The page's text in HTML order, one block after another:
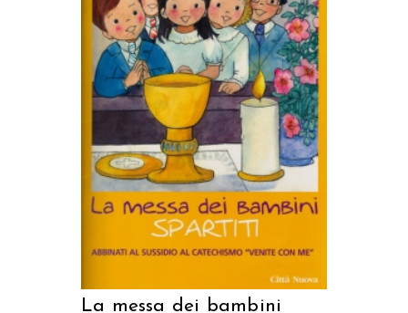
AGGIUNGI AL CARRELLO
La messa dei bambini